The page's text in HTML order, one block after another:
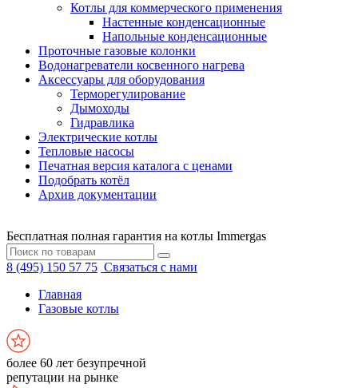
Котлы для коммерческого применения
Настенные конденсационные
Напольные конденсационные
Проточные газовые колонки
Водонагреватели косвенного нагрева
Аксессуары для оборудования
Терморегулирование
Дымоходы
Гидравлика
Электрические котлы
Тепловые насосы
Печатная версия каталога с ценами
Подобрать котёл
Архив документации
Бесплатная полная гарантия на котлы Immergas
8 (495) 150 57 75 Связаться с нами
Главная
Газовые котлы
более 60 лет безупречной
репутации на рынке